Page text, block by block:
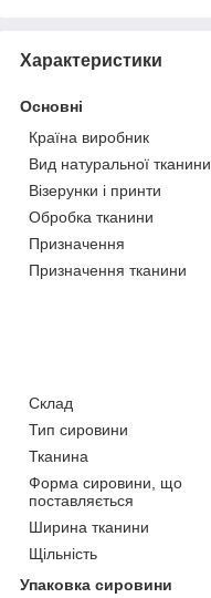
Характеристики
Основні
Країна виробник
Вид натуральної тканини
Візерунки і принти
Обробка тканини
Призначення
Призначення тканини
Склад
Тип сировини
Тканина
Форма сировини, що
поставляється
Ширина тканини
Щільність
Упаковка сировини